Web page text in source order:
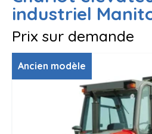
industriel
Prix sur demande
Ancien modèle